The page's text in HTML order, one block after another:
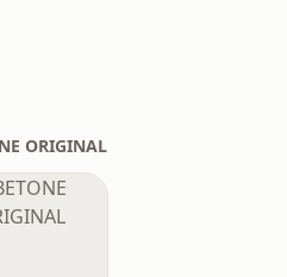
ORIGINAL